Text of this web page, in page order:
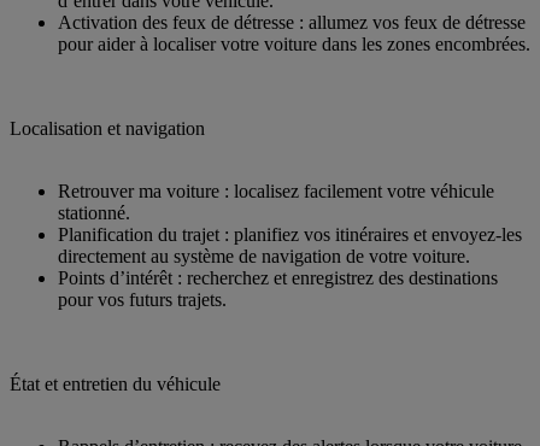
Activation des feux de détresse : allumez vos feux de détresse
pour aider à localiser votre voiture dans les zones encombrées.
Localisation et navigation
Retrouver ma voiture : localisez facilement votre véhicule
stationné.
Planification du trajet : planifiez vos itinéraires et envoyez-les
directement au système de navigation de votre voiture.
Points d’intérêt : recherchez et enregistrez des destinations
pour vos futurs trajets.
État et entretien du véhicule